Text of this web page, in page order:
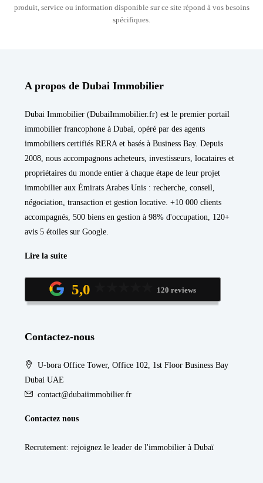
produit, service ou information disponible sur ce site répond à vos besoins
spécifiques.
A propos de Dubai Immobilier
Dubai Immobilier (DubaiImmobilier.fr) est le premier portail
immobilier francophone à Dubaï, opéré par des agents
immobiliers certifiés RERA et basés à Business Bay. Depuis
2008, nous accompagnons acheteurs, investisseurs, locataires et
propriétaires du monde entier à chaque étape de leur projet
immobilier aux Émirats Arabes Unis : recherche, conseil,
négociation, transaction et gestion locative. +10 000 clients
accompagnés, 500 biens en gestion à 98% d'occupation, 120+
avis 5 étoiles sur Google.
Lire la suite
5,0 120 reviews
Contactez-nous
U-bora Office Tower, Office 102, 1st Floor Business Bay
Dubai UAE
contact@dubaiimmobilier.fr
Contactez nous
Recrutement: rejoignez le leader de l'immobilier à Dubaï